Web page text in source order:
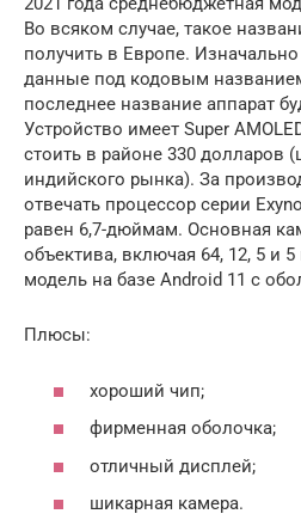
Во всяком случае, такое
получить в Европе.
данные под кодовым
последнее название аппарат
Устройство имеет Super
стоить в районе 330 долларов
индийского рынка). За
отвечать процессор серии
равен 6,7-дюймам. Основная
объектива, включая 64, 12, 5 и
модель на базе Android 11 с
Плюсы:
хороший чип;
фирменная оболочка;
отличный дисплей;
шикарная камера.